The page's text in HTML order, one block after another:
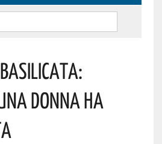
Donna Ha